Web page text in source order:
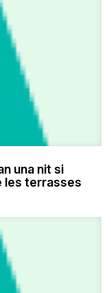
una nit si
les terrasses